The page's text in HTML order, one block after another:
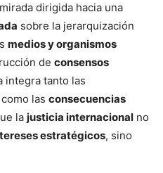
dirigida hacia una
sobre la jerarquización
medios y organismos
de consensos
integra tanto las
como las consecuencias
la justicia internacional no
estratégicos, sino